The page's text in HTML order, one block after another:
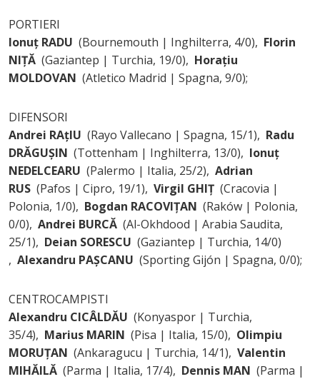
PORTIERI
Ionuț RADU (Bournemouth | Inghilterra, 4/0), Florin
NIȚĂ (Gaziantep | Turchia, 19/0), Horațiu
MOLDOVAN (Atletico Madrid | Spagna, 9/0);
DIFENSORI
Andrei RAțIU (Rayo Vallecano | Spagna, 15/1), Radu
DRĂGUȘIN (Tottenham | Inghilterra, 13/0), Ionuț
NEDELCEARU (Palermo | Italia, 25/2), Adrian
RUS (Pafos | Cipro, 19/1), Virgil GHIȚ (Cracovia |
Polonia, 1/0), Bogdan RACOVIȚAN (Raków | Polonia,
0/0), Andrei BURCĂ (Al-Okhdood | Arabia Saudita,
25/1), Deian SORESCU (Gaziantep | Turchia, 14/0)
, Alexandru PAȘCANU (Sporting Gijón | Spagna, 0/0);
CENTROCAMPISTI
Alexandru CICÂLDĂU (Konyaspor | Turchia,
35/4), Marius MARIN (Pisa | Italia, 15/0), Olimpiu
MORUȚAN (Ankaragucu | Turchia, 14/1), Valentin
MIHĂILĂ (Parma | Italia, 17/4), Dennis MAN (Parma |